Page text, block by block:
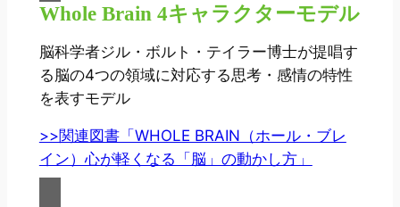
Whole Brain 4キャラクターモデル
脳科学者ジル・ボルト・テイラー博士が提唱す
る脳の4つの領域に対応する思考・感情の特性
を表すモデル
>>関連図書「WHOLE BRAIN（ホール・ブレ
イン）心が軽くなる「脳」の動かし方」